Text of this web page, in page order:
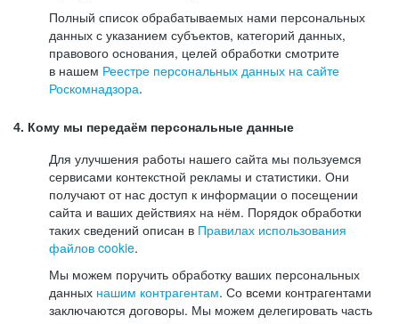
Полный список обрабатываемых нами персональных
данных с указанием субъектов, категорий данных,
правового основания, целей обработки смотрите
в нашем Реестре персональных данных на сайте
Роскомнадзора.
4. Кому мы передаём персональные данные
Для улучшения работы нашего сайта мы пользуемся
сервисами контекстной рекламы и статистики. Они
получают от нас доступ к информации о посещении
сайта и ваших действиях на нём. Порядок обработки
таких сведений описан в Правилах использования
файлов cookie.
Мы можем поручить обработку ваших персональных
данных нашим контрагентам. Со всеми контрагентами
заключаются договоры. Мы можем делегировать часть